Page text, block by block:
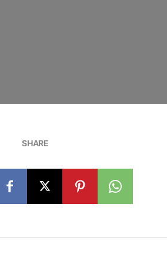
SHARE